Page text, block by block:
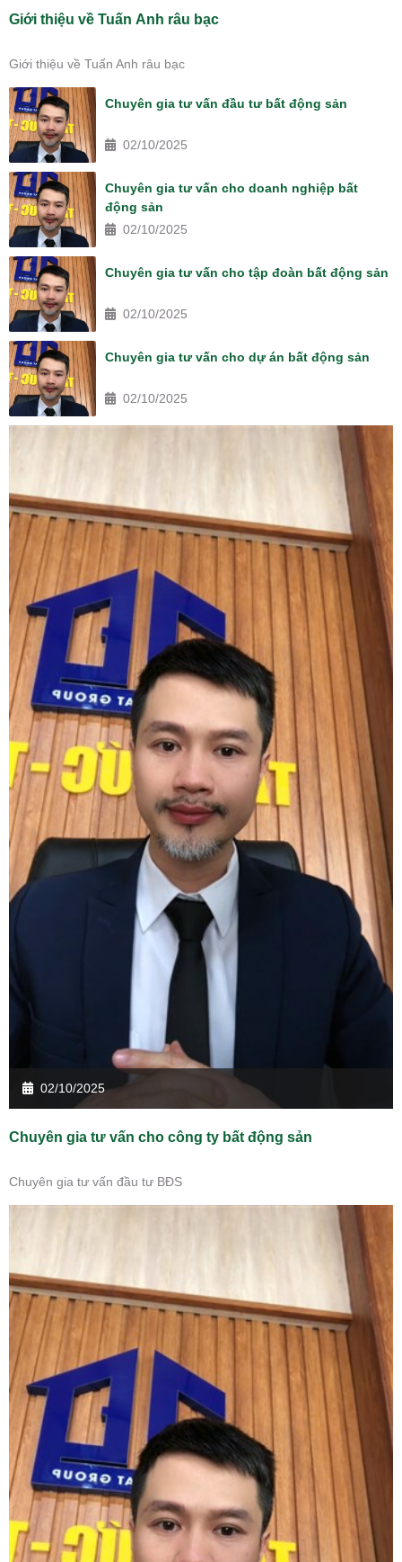
Giới thiệu về Tuấn Anh râu bạc
Giới thiệu về Tuấn Anh râu bạc
Chuyên gia tư vấn đầu tư bất động sản
02/10/2025
Chuyên gia tư vấn cho doanh nghiệp bất
động sản
02/10/2025
Chuyên gia tư vấn cho tập đoàn bất động sản
02/10/2025
Chuyên gia tư vấn cho dự án bất động sản
02/10/2025
02/10/2025
Chuyên gia tư vấn cho công ty bất động sản
Chuyên gia tư vấn đầu tư BĐS